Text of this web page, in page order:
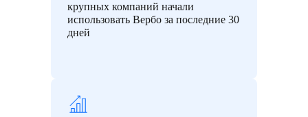
крупных компаний начали
использовать Вербо за последние 30
дней